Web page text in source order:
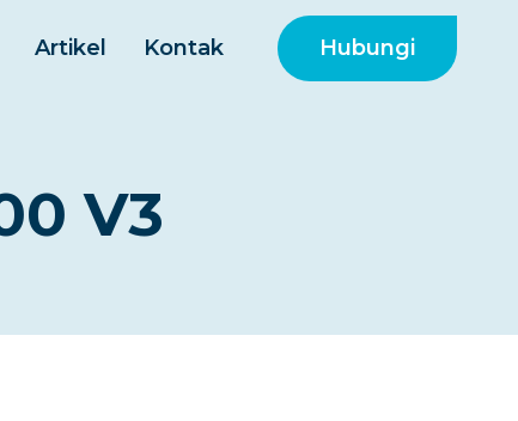
Artikel Kontak Hubungi
V3